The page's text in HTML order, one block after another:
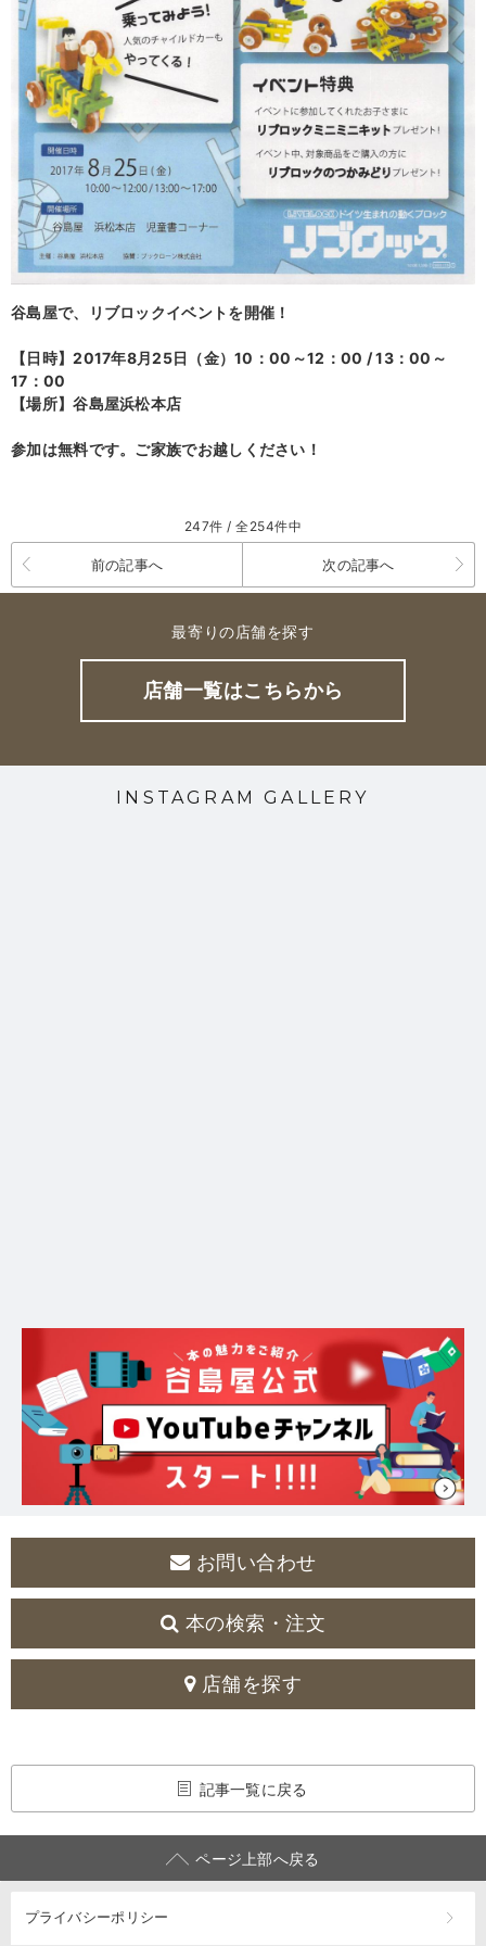
谷島屋で、リブロックイベントを開催！
【日時】2017年8月25日（金）10：00～12：00 / 13：00～
17：00
【場所】谷島屋浜松本店
参加は無料です。ご家族でお越しください！
247件 / 全254件中
前の記事へ 次の記事へ
最寄りの店舗を探す
店舗一覧はこちらから
INSTAGRAM GALLERY
お問い合わせ
本の検索・注文
店舗を探す
記事一覧に戻る
ページ上部へ戻る
プライバシーポリシー